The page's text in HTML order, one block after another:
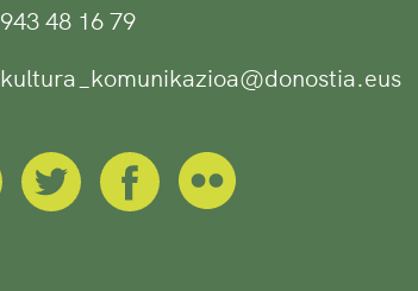
943 48 16 79
kultura_komunikazioa@donostia.eus